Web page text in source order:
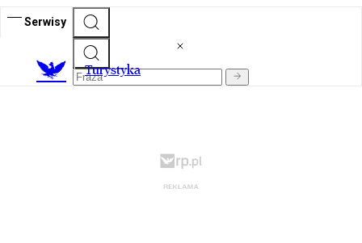
Serwisy
Turystyka